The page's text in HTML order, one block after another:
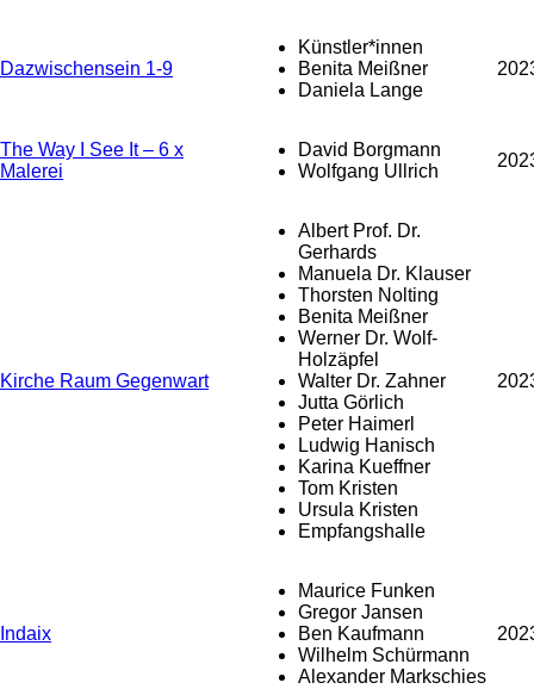
Dazwischensein 1-9
Künstler*innen
Benita Meißner
Daniela Lange
The Way I See It – 6 x
Malerei
David Borgmann
Wolfgang Ullrich
Kirche Raum Gegenwart
Albert Prof. Dr.
Gerhards
Manuela Dr. Klauser
Thorsten Nolting
Benita Meißner
Werner Dr. Wolf-
Holzäpfel
Walter Dr. Zahner
Jutta Görlich
Peter Haimerl
Ludwig Hanisch
Karina Kueffner
Tom Kristen
Ursula Kristen
Empfangshalle
Indaix
Maurice Funken
Gregor Jansen
Ben Kaufmann
Wilhelm Schürmann
Alexander Markschies